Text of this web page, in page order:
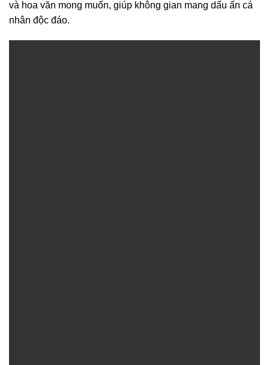
và hoa văn mong muốn, giúp không gian mang dấu ấn cá
nhân độc đáo.